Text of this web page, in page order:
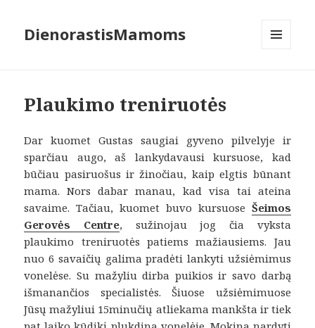
DienorastisMamoms
Plaukimo treniruotės
Dar kuomet Gustas saugiai gyveno pilvelyje ir
sparčiau augo, aš lankydavausi kursuose, kad
būčiau pasiruošus ir žinočiau, kaip elgtis būnant
mama. Nors dabar manau, kad visa tai ateina
savaime. Tačiau, kuomet buvo kursuose Šeimos
Gerovės Centre, sužinojau jog čia vyksta
plaukimo treniruotės patiems mažiausiems. Jau
nuo 6 savaičių galima pradėti lankyti užsiėmimus
vonelėse. Su mažyliu dirba puikios ir savo darbą
išmanančios specialistės. Šiuose užsiėmimuose
Jūsų mažyliui 15minučių atliekama mankšta ir tiek